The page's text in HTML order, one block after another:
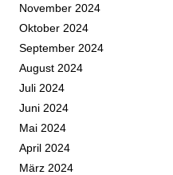
November 2024
Oktober 2024
September 2024
August 2024
Juli 2024
Juni 2024
Mai 2024
April 2024
März 2024